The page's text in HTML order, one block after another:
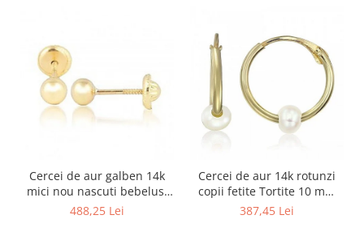
Cercei de aur galben 14k
mici nou nascuti bebelusi
Bilute 4mm
488,25 Lei
Cercei de aur 14k rotunzi
copii fetite Tortite 10 mm
perluta
387,45 Lei